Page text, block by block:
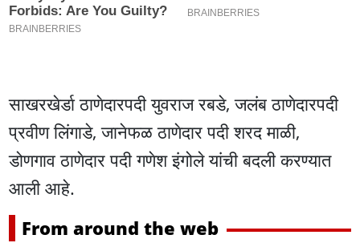
साखरखेर्डा ठाणेदारपदी युवराज रबडे, जलंब ठाणेदारपदी
प्रवीण लिंगाडे, जानेफळ ठाणेदार पदी शरद माळी,
डोणगाव ठाणेदार पदी गणेश इंगोले यांची बदली करण्यात
आली आहे.
From around the web